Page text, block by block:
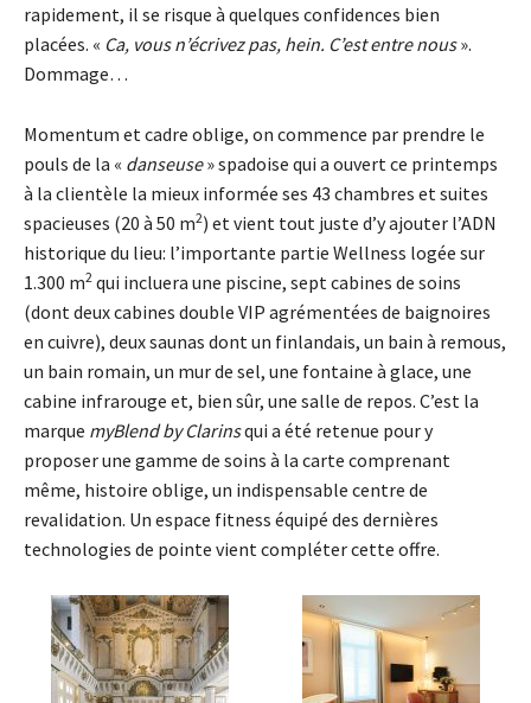
rapidement, il se risque à quelques confidences bien
placées. « Ca, vous n’écrivez pas, hein. C’est entre nous».
Dommage…
Momentum et cadre oblige, on commence par prendre le
pouls de la « danseuse» spadoise qui a ouvert ce printemps
à la clientèle la mieux informée ses 43 chambres et suites
spacieuses (20 à 50 m2) et vient tout juste d’y ajouter l’ADN
historique du lieu: l’importante partie Wellness logée sur
1.300 m2 qui incluera une piscine, sept cabines de soins
(dont deux cabines double VIP agrémentées de baignoires
en cuivre), deux saunas dont un finlandais, un bain à remous,
un bain romain, un mur de sel, une fontaine à glace, une
cabine infrarouge et, bien sûr, une salle de repos. C’est la
marque myBlend by Clarinsqui a été retenue pour y
proposer une gamme de soins à la carte comprenant
même, histoire oblige, un indispensable centre de
revalidation. Un espace fitness équipé des dernières
technologies de pointe vient compléter cette offre.